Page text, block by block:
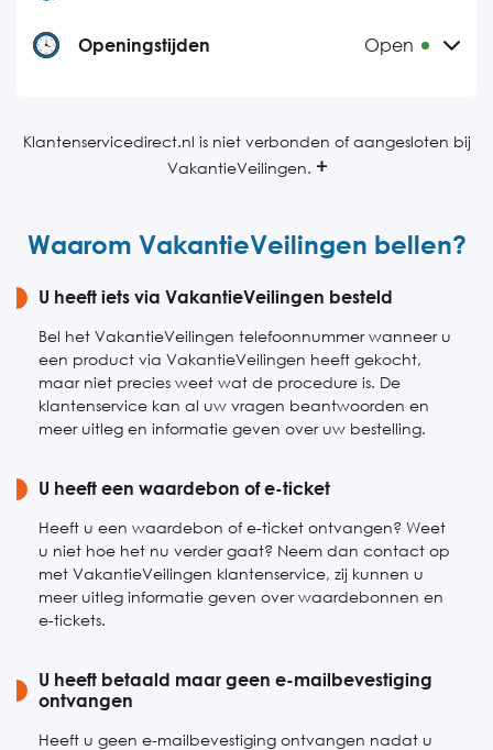
Openingstijden Open
Dinsdag
09:00-18:00
Vrijdag
09:00-18:00
Zaterdag
10:00-17:00
Zondag
10:00-17:00
Klantenservicedirect.nl is niet verbonden of aangesloten bij
VakantieVeilingen.
Waarom VakantieVeilingen bellen?
U heeft iets via VakantieVeilingen besteld
Bel het VakantieVeilingen telefoonnummer wanneer u
een product via VakantieVeilingen heeft gekocht,
maar niet precies weet wat de procedure is. De
klantenservice kan al uw vragen beantwoorden en
meer uitleg en informatie geven over uw bestelling.
U heeft een waardebon of e-ticket
Heeft u een waardebon of e-ticket ontvangen? Weet
u niet hoe het nu verder gaat? Neem dan contact op
met VakantieVeilingen klantenservice, zij kunnen u
meer uitleg informatie geven over waardebonnen en
e-tickets.
U heeft betaald maar geen e-mailbevestiging
ontvangen
Heeft u geen e-mailbevestiging ontvangen nadat u